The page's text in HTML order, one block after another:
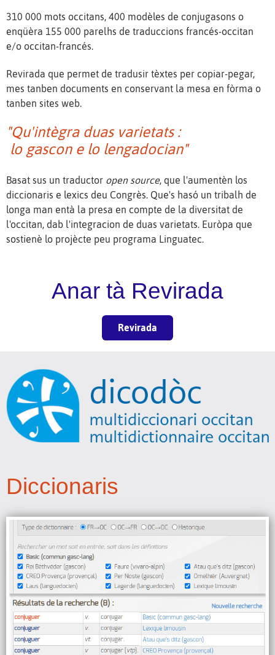
310 000 mots occitans, 400 modèles de conjugasons o
enqüèra 155 000 parelhs de traduccions francés-occitan
e/o occitan-francés.
Revirada que permet de tradusir tèxtes per copiar-pegar,
mes tanben documents en conservant la mesa en fòrma o
tanben sites web.
"Qu'intègra duas varietats :
lo gascon e lo lengadocian"
Basat sus un traductor open source, que l'aumentèn los
diccionaris e lexics deu Congrès. Que's hasó un tribalh de
longa man entà la presa en compte de la diversitat de
l'occitan, dab l'integracion de duas varietats. Euròpa que
sostienè lo projècte peu programa Linguatec.
Anar tà Revirada
Revirada
Diccionaris